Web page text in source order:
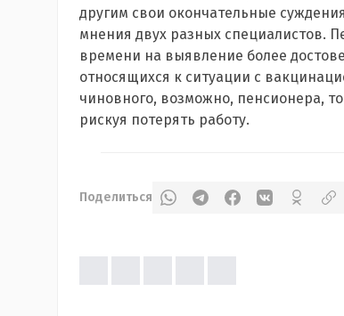
другим свои окончательные
мнения двух разных специалистов.
времени на выявление более
относящихся к ситуации с
чиновного, возможно, пенсионера,
рискуя потерять работу.
Поделиться